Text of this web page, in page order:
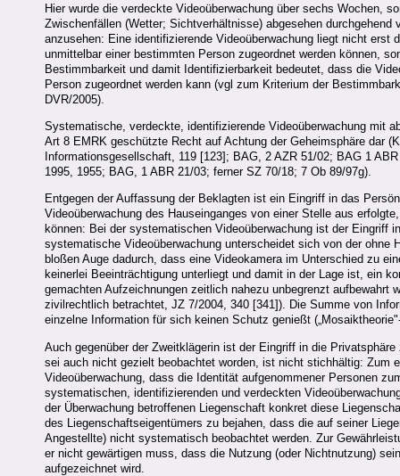
Hier wurde die verdeckte Videoüberwachung über sechs Wochen,
Zwischenfällen (Wetter; Sichtverhältnisse) abgesehen
anzusehen: Eine identifizierende Videoüberwachung liegt nicht
unmittelbar einer bestimmten Person zugeordnet werden können,
Bestimmbarkeit und damit Identifizierbarkeit bedeutet, dass die
Person zugeordnet werden kann (vgl zum Kriterium der
DVR/2005).
Systematische, verdeckte, identifizierende Videoüberwachung mit
Art 8 EMRK geschützte Recht auf Achtung der Geheimsphäre dar
Informationsgesellschaft, 119 [123]; BAG, 2 AZR 51/02; BAG 1
1995, 1955; BAG, 1 ABR 21/03; ferner SZ 70/18; 7 Ob 89/97g).
Entgegen der Auffassung der Beklagten ist ein Eingriff in das
Videoüberwachung des Hauseinganges von einer Stelle aus
können: Bei der systematischen Videoüberwachung ist der Eingriff
systematische Videoüberwachung unterscheidet sich von der
bloßen Auge dadurch, dass eine Videokamera im Unterschied zu
keinerlei Beeinträchtigung unterliegt und damit in der Lage ist, ein
gemachten Aufzeichnungen zeitlich nahezu unbegrenzt aufbewahrt
zivilrechtlich betrachtet, JZ 7/2004, 340 [341]). Die Summe von
einzelne Information für sich keinen Schutz genießt
Auch gegenüber der Zweitklägerin ist der Eingriff in die
sei auch nicht gezielt beobachtet worden, ist nicht stichhältig: Zum
Videoüberwachung, dass die Identität aufgenommener Personen
systematischen, identifizierenden und verdeckten
der Überwachung betroffenen Liegenschaft konkret diese
des Liegenschaftseigentümers zu bejahen, dass die auf seiner
Angestellte) nicht systematisch beobachtet werden. Zur
er nicht gewärtigen muss, dass die Nutzung (oder Nichtnutzung)
aufgezeichnet wird.